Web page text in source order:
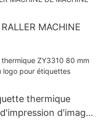
MACHINE
thermique
d'image